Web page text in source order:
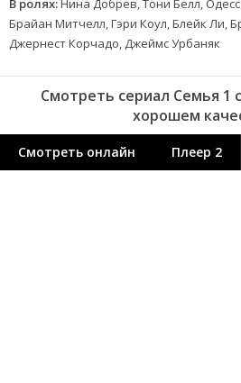
В ролях:Нина Добрев, Тони Белл,
Брайан Митчелл, Гэри Коул, Блейк Ли,
Джернест Корчадо, Джеймс Урбаняк
Смотреть сериал Семья 1
хорошем
Смотреть онлайн Плеер 2